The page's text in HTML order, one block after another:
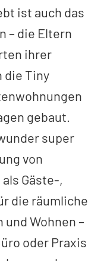
ist auch das
– die Eltern
ihrer
die Tiny
gebaut.
super
von
Gäste-,
die räumliche
Wohnen –
oder Praxis